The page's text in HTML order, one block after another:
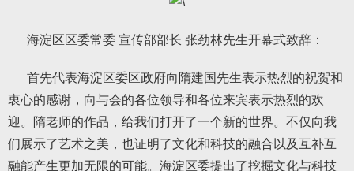
海淀区区委常委 宣传部部长 张劲林先生开幕式致辞：
首先代表海淀区委区政府向隋建国先生表示热烈的祝贺和
衷心的感谢，向与会的各位领导和各位来宾表示热烈的欢
迎。隋老师的作品，给我们打开了一个新的世界。不仅向我
们展示了艺术之美，也证明了文化和科技的融合以及互补互
融能产生更加无限的可能。海淀区委提出了挖掘文化与科技